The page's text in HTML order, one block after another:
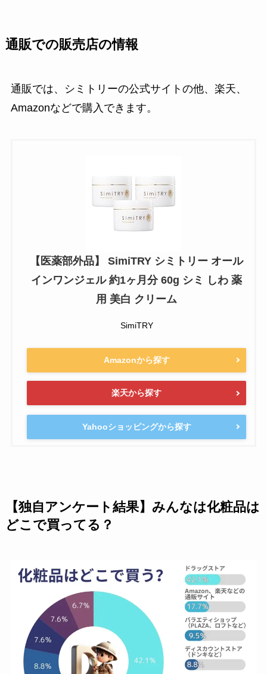
通販での販売店の情報
通販では、シミトリーの公式サイトの他、楽天、
Amazonなどで購入できます。
【医薬部外品】 SimiTRY シミトリー オール
インワンジェル 約1ヶ月分 60g シミ しわ 薬
用 美白 クリーム
SimiTRY
Amazonから探す
楽天から探す
Yahooショッピングから探す
【独自アンケート結果】みんなは化粧品は
どこで買ってる？